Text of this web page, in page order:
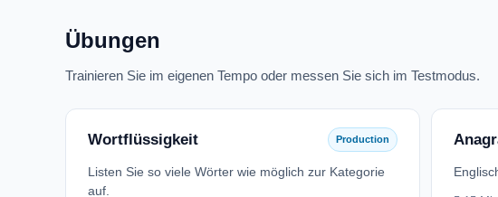
Übungen
Trainieren Sie im eigenen Tempo oder messen Sie sich im Testmodus.
Wortflüssigkeit Production
Listen Sie so viele Wörter wie möglich zur Kategorie
auf.